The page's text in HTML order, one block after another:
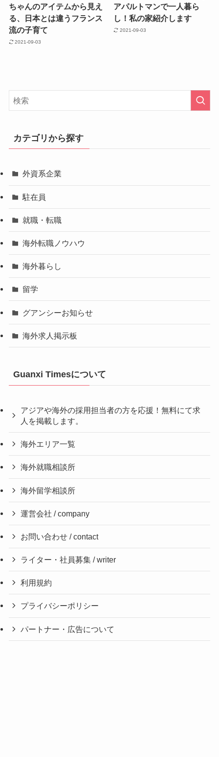
ちゃんのアイテムから見え
る、日本とは違うフランス
流の子育て
2021-09-03
アパルトマンで一人暮ら
し！私の家紹介します
2021-09-03
カテゴリから探す
外資系企業
駐在員
就職・転職
海外転職ノウハウ
海外暮らし
留学
グアンシーお知らせ
海外求人掲示板
Guanxi Timesについて
アジアや海外の採用担当者の方を応援！無料にて求
人を掲載します。
海外エリア一覧
海外就職相談所
海外留学相談所
運営会社 / company
お問い合わせ / contact
ライター・社員募集 / writer
利用規約
プライバシーポリシー
パートナー・広告について